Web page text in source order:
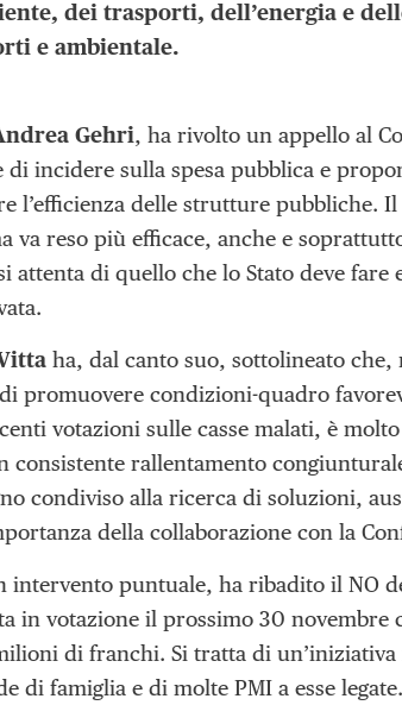
dei trasporti, dell’energia e
e ambientale.
Gehri, ha rivolto un appello al
di incidere sulla spesa pubblica e
l’efficienza delle strutture pubbliche.
va reso più efficace, anche e
attenta di quello che lo Stato deve
ha, dal canto suo, sottolineato
promuovere condizioni-quadro
votazioni sulle casse malati, è
consistente rallentamento
condiviso alla ricerca di soluzioni,
della collaborazione con la
intervento puntuale, ha ribadito il NO
in votazione il prossimo 30
di franchi. Si tratta di
di famiglia e di molte PMI a esse legate.